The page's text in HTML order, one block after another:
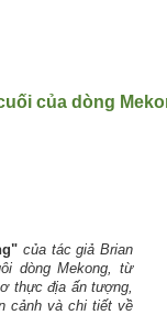
của dòng
của tác giả Brian
dòng Mekong, từ
thực địa ấn tượng,
cảnh và chi tiết về